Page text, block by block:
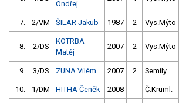
Ondřej
7. 2/VM ŠILAR Jakub 1987 2 Vys.Mýto
8. 2/DS
KOTRBA
Matěj
2007 2 Vys.Mýto
9. 3/DS ZUNA Vilém 2007 2 Semily
10. 1/DM HITHA Čeněk 2008 Č.Kruml.